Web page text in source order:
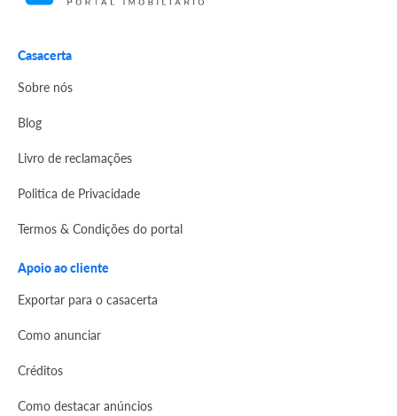
Casacerta
Sobre nós
Blog
Livro de reclamações
Politica de Privacidade
Termos & Condições do portal
Apoio ao cliente
Exportar para o casacerta
Como anunciar
Créditos
Como destacar anúncios